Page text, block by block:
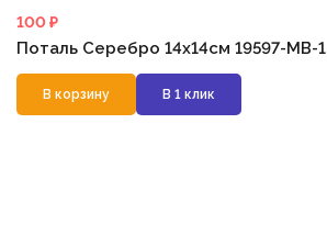
100 ₽
Поталь Серебро 14х14см 19597-MB-1
В корзину В 1 клик